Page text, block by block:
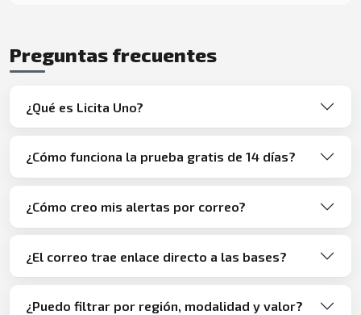
Preguntas frecuentes
¿Qué es Licita Uno?
¿Cómo funciona la prueba gratis de 14 días?
¿Cómo creo mis alertas por correo?
¿El correo trae enlace directo a las bases?
¿Puedo filtrar por región, modalidad y valor?